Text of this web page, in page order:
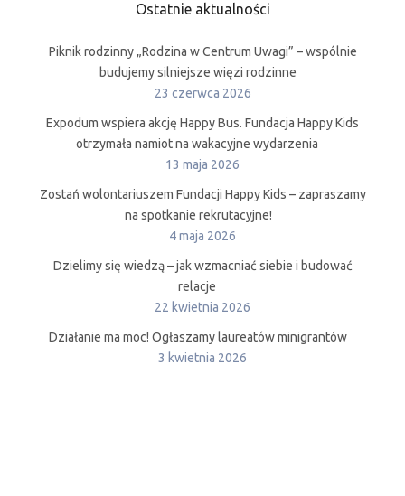
Ostatnie aktualności
Piknik rodzinny „Rodzina w Centrum Uwagi” – wspólnie
budujemy silniejsze więzi rodzinne
23 czerwca 2026
Expodum wspiera akcję Happy Bus. Fundacja Happy Kids
otrzymała namiot na wakacyjne wydarzenia
13 maja 2026
Zostań wolontariuszem Fundacji Happy Kids – zapraszamy
na spotkanie rekrutacyjne!
4 maja 2026
Dzielimy się wiedzą – jak wzmacniać siebie i budować
relacje
22 kwietnia 2026
Działanie ma moc! Ogłaszamy laureatów minigrantów
3 kwietnia 2026